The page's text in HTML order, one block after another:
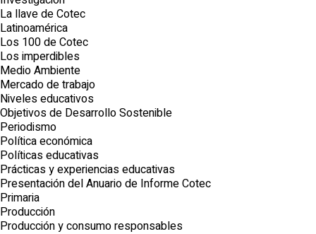
La llave de Cotec
Latinoamérica
Los 100 de Cotec
Los imperdibles
Medio Ambiente
Mercado de trabajo
Niveles educativos
Objetivos de Desarrollo Sostenible
Periodismo
Política económica
Políticas educativas
Prácticas y experiencias educativas
Presentación del Anuario de Informe Cotec
Primaria
Producción
Producción y consumo responsables